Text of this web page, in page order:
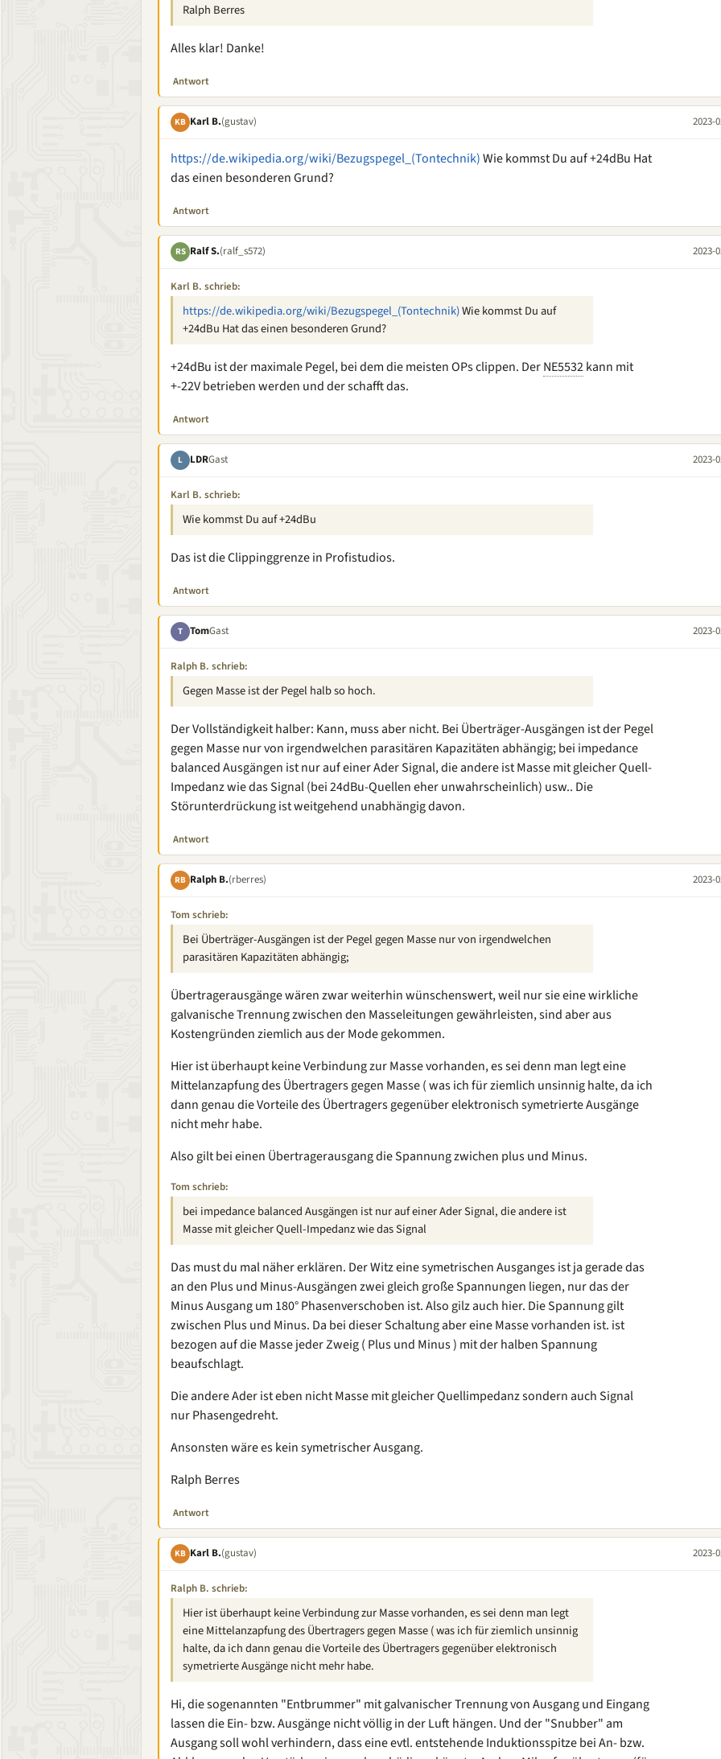
Ralph Berres
Alles klar! Danke!
Antwort
KB Karl B.(gustav) 2023-
https://de.wikipedia.org/wiki/Bezugspegel_(Tontechnik)Wie kommst Du auf +24dBu Hat
das einen besonderen Grund?
Antwort
RS Ralf S.(ralf_s572) 2023-
Karl B. schrieb:
https://de.wikipedia.org/wiki/Bezugspegel_(Tontechnik)Wie kommst Du auf
+24dBu Hat das einen besonderen Grund?
+24dBu ist der maximale Pegel, bei dem die meisten OPs clippen. DerNE5532kann mit
+-22V betrieben werden und der schafft das.
Antwort
L LDRGast 2023-
Karl B. schrieb:
Wie kommst Du auf +24dBu
Das ist die Clippinggrenze in Profistudios.
Antwort
T TomGast 2023-
Ralph B. schrieb:
Gegen Masse ist der Pegel halb so hoch.
Der Vollständigkeit halber: Kann, muss aber nicht. Bei Überträger-Ausgängen ist der Pegel
gegen Masse nur von irgendwelchen parasitären Kapazitäten abhängig; bei impedance
balanced Ausgängen ist nur auf einer Ader Signal, die andere ist Masse mit gleicher Quell-
Impedanz wie das Signal (bei 24dBu-Quellen eher unwahrscheinlich) usw.. Die
Störunterdrückung ist weitgehend unabhängig davon.
Antwort
RB Ralph B.(rberres) 2023-
Tom schrieb:
Bei Überträger-Ausgängen ist der Pegel gegen Masse nur von irgendwelchen
parasitären Kapazitäten abhängig;
Übertragerausgänge wären zwar weiterhin wünschenswert, weil nur sie eine wirkliche
galvanische Trennung zwischen den Masseleitungen gewährleisten, sind aber aus
Kostengründen ziemlich aus der Mode gekommen.
Hier ist überhaupt keine Verbindung zur Masse vorhanden, es sei denn man legt eine
Mittelanzapfung des Übertragers gegen Masse ( was ich für ziemlich unsinnig halte, da ich
dann genau die Vorteile des Übertragers gegenüber elektronisch symetrierte Ausgänge
nicht mehr habe.
Also gilt bei einen Übertragerausgang die Spannung zwichen plus und Minus.
Tom schrieb:
bei impedance balanced Ausgängen ist nur auf einer Ader Signal, die andere ist
Masse mit gleicher Quell-Impedanz wie das Signal
Das must du mal näher erklären. Der Witz eine symetrischen Ausganges ist ja gerade das
an den Plus und Minus-Ausgängen zwei gleich große Spannungen liegen, nur das der
Minus Ausgang um 180° Phasenverschoben ist. Also gilz auch hier. Die Spannung gilt
zwischen Plus und Minus. Da bei dieser Schaltung aber eine Masse vorhanden ist. ist
bezogen auf die Masse jeder Zweig ( Plus und Minus ) mit der halben Spannung
beaufschlagt.
Die andere Ader ist eben nicht Masse mit gleicher Quellimpedanz sondern auch Signal
nur Phasengedreht.
Ansonsten wäre es kein symetrischer Ausgang.
Ralph Berres
Antwort
KB Karl B.(gustav) 2023-
Ralph B. schrieb:
Hier ist überhaupt keine Verbindung zur Masse vorhanden, es sei denn man legt
eine Mittelanzapfung des Übertragers gegen Masse ( was ich für ziemlich unsinnig
halte, da ich dann genau die Vorteile des Übertragers gegenüber elektronisch
symetrierte Ausgänge nicht mehr habe.
Hi, die sogenannten "Entbrummer" mit galvanischer Trennung von Ausgang und Eingang
lassen die Ein- bzw. Ausgänge nicht völlig in der Luft hängen. Und der "Snubber" am
Ausgang soll wohl verhindern, dass eine evtl. entstehende Induktionsspitze bei An- bzw.